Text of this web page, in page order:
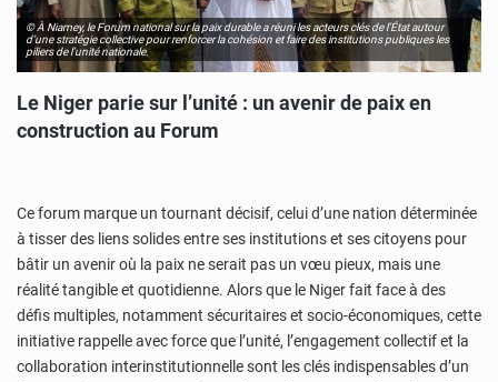
© À Niamey, le Forum national sur la paix durable a réuni les acteurs clés de l’État autour
d’une stratégie collective pour renforcer la cohésion et faire des institutions publiques les
piliers de l’unité nationale.
Le Niger parie sur l’unité : un avenir de paix en
construction au Forum
Ce forum marque un tournant décisif, celui d’une nation déterminée
à tisser des liens solides entre ses institutions et ses citoyens pour
bâtir un avenir où la paix ne serait pas un vœu pieux, mais une
réalité tangible et quotidienne. Alors que le Niger fait face à des
défis multiples, notamment sécuritaires et socio-économiques, cette
initiative rappelle avec force que l’unité, l’engagement collectif et la
collaboration interinstitutionnelle sont les clés indispensables d’un